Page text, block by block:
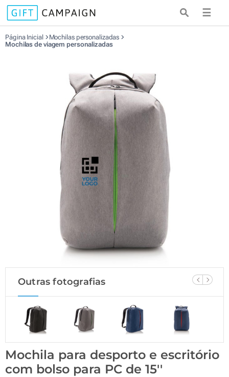
☰
Página Inicial
Mochilas personalizadas
Mochilas de viagem personalizadas
Outras fotografias
Mochila para desporto e escritório
com bolso para PC de 15''